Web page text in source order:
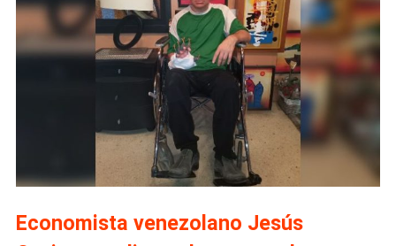
Economista venezolano Jesús